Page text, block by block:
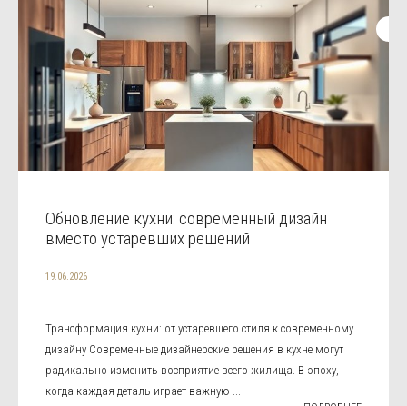
Обновление кухни: современный дизайн
вместо устаревших решений
19.06.2026
Трансформация кухни: от устаревшего стиля к современному
дизайну Современные дизайнерские решения в кухне могут
радикально изменить восприятие всего жилища. В эпоху,
когда каждая деталь играет важную ...